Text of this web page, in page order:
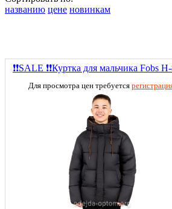
названию цене новинкам
❗❗SALE ❗❗Куртка для мальчика Fobs
Для просмотра цен требуется